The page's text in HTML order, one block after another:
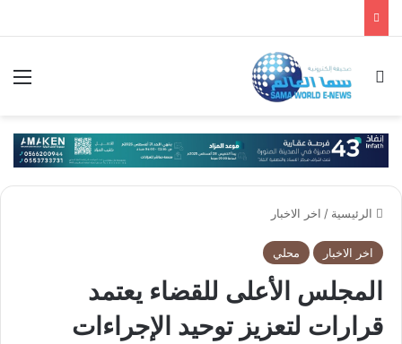
بحث عن
الرئيسية / اخر الاخبار
اخر الاخبار محلي
المجلس الأعلى للقضاء يعتمد
قرارات لتعزيز توحيد الإجراءات